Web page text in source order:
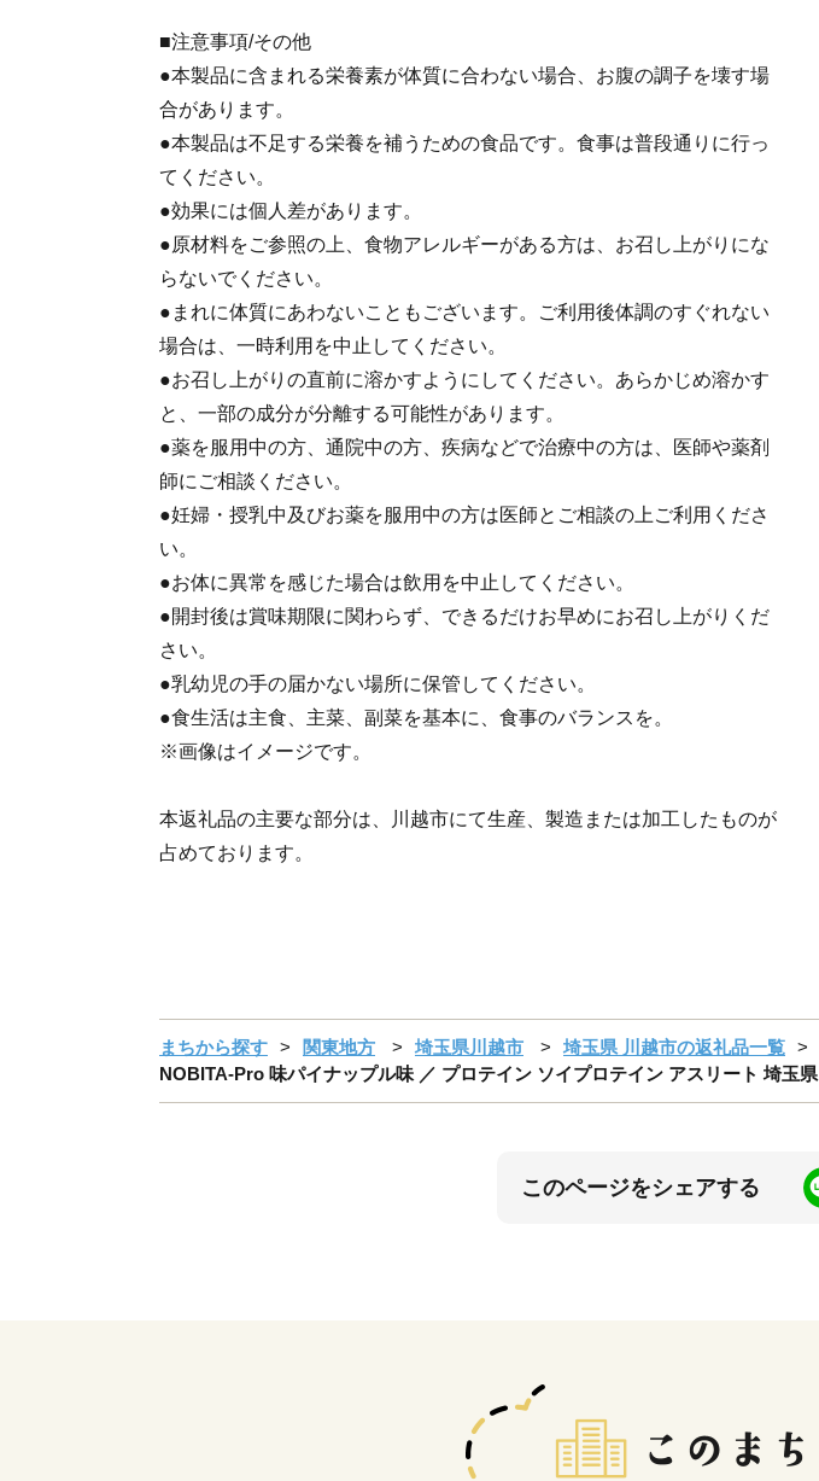
■注意事項/その他
●本製品に含まれる栄養素が体質に合わない場合、お腹の調子を壊す場
合があります。
●本製品は不足する栄養を補うための食品です。食事は普段通りに行っ
てください。
●効果には個人差があります。
●原材料をご参照の上、食物アレルギーがある方は、お召し上がりにな
らないでください。
●まれに体質にあわないこともございます。ご利用後体調のすぐれない
場合は、一時利用を中止してください。
●お召し上がりの直前に溶かすようにしてください。あらかじめ溶かす
と、一部の成分が分離する可能性があります。
●薬を服用中の方、通院中の方、疾病などで治療中の方は、医師や薬剤
師にご相談ください。
●妊婦・授乳中及びお薬を服用中の方は医師とご相談の上ご利用くださ
い。
●お体に異常を感じた場合は飲用を中止してください。
●開封後は賞味期限に関わらず、できるだけお早めにお召し上がりくだ
さい。
●乳幼児の手の届かない場所に保管してください。
●食生活は主食、主菜、副菜を基本に、食事のバランスを。
※画像はイメージです。
本返礼品の主要な部分は、川越市にて生産、製造または加工したものが
占めております。
まちから探す 関東地方 埼玉県川越市
埼玉県 川越市の返礼品一覧
NOBITA-Pro 味パイナップル味 ／ プロテイン ソイプロテイン アスリート 埼玉県
このページをシェアする